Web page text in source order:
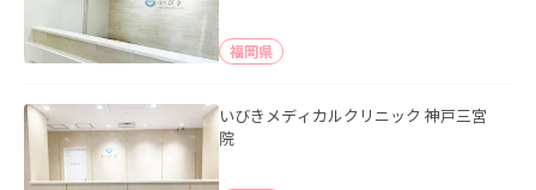
福岡県
いびきメディカルクリニック 神戸三宮
院